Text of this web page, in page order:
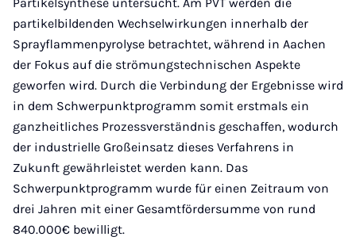
partikelbildenden Wechselwirkungen innerhalb der
Sprayflammenpyrolyse betrachtet, während in Aachen
der Fokus auf die strömungstechnischen Aspekte
geworfen wird. Durch die Verbindung der Ergebnisse wird
in dem Schwerpunktprogramm somit erstmals ein
ganzheitliches Prozessverständnis geschaffen, wodurch
der industrielle Großeinsatz dieses Verfahrens in
Zukunft gewährleistet werden kann. Das
Schwerpunktprogramm wurde für einen Zeitraum von
drei Jahren mit einer Gesamtfördersumme von rund
840.000€ bewilligt.